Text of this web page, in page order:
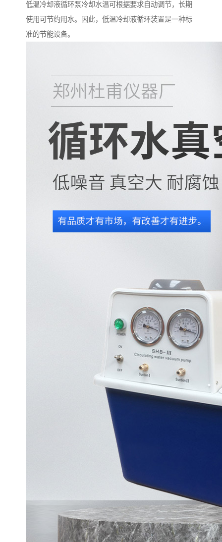
低温冷却液循环泵冷却水温可根据要求自动调节，长期
使用可节约用水。因此，低温冷却液循环装置是一种标
准的节能设备。